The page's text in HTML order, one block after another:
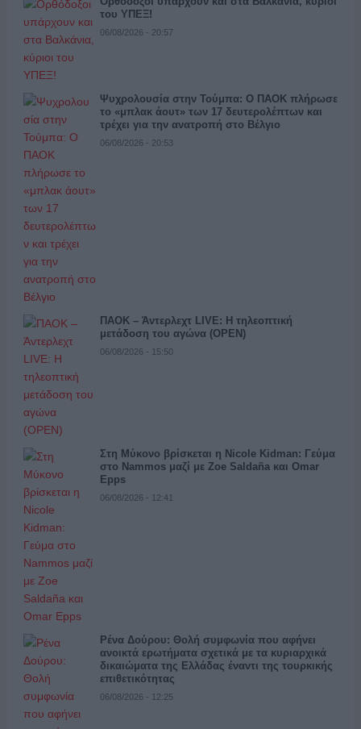
του ΥΠΕΞ!
06/08/2026 - 20:57
Ψυχρολουσία στην Τούμπα: Ο ΠΑΟΚ πλήρωσε
το «μπλακ άουτ» των 17 δευτερολέπτων και
τρέχει για την ανατροπή στο Βέλγιο
06/08/2026 - 20:53
ΠΑΟΚ – Άντερλεχτ LIVE: Η τηλεοπτική
μετάδοση του αγώνα (OPEN)
06/08/2026 - 15:50
Στη Μύκονο βρίσκεται η Nicole Kidman: Γεύμα
στο Nammos μαζί με Zoe Saldaña και Omar
Epps
06/08/2026 - 12:41
Ρένα Δούρου: Θολή συμφωνία που αφήνει
ανοικτά ερωτήματα σχετικά με τα κυριαρχικά
δικαιώματα της Ελλάδας έναντι της τουρκικής
επιθετικότητας
06/08/2026 - 12:25